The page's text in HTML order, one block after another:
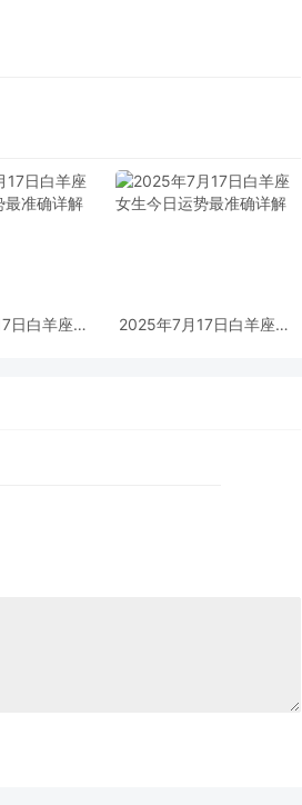
日白羊座男
2025年7月17日白羊座女